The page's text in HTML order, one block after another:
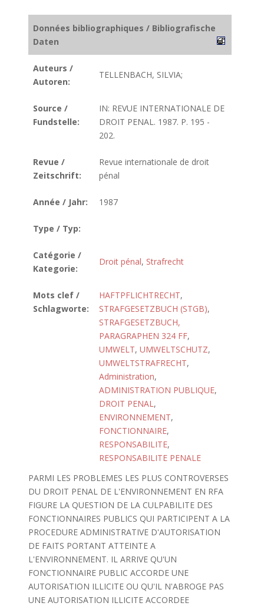
Données bibliographiques / Bibliografische
Daten
Auteurs /
Autoren:
TELLENBACH, SILVIA;
Source /
Fundstelle:
IN: REVUE INTERNATIONALE DE
DROIT PENAL. 1987. P. 195 -
202.
Revue /
Zeitschrift:
Revue internationale de droit
pénal
Année / Jahr: 1987
Type / Typ:
Catégorie /
Kategorie:
Droit pénal, Strafrecht
Mots clef /
Schlagworte:
HAFTPFLICHTRECHT,
STRAFGESETZBUCH (STGB),
STRAFGESETZBUCH,
PARAGRAPHEN 324 FF,
UMWELT, UMWELTSCHUTZ,
UMWELTSTRAFRECHT,
Administration,
ADMINISTRATION PUBLIQUE,
DROIT PENAL,
ENVIRONNEMENT,
FONCTIONNAIRE,
RESPONSABILITE,
RESPONSABILITE PENALE
PARMI LES PROBLEMES LES PLUS CONTROVERSES
DU DROIT PENAL DE L'ENVIRONNEMENT EN RFA
FIGURE LA QUESTION DE LA CULPABILITE DES
FONCTIONNAIRES PUBLICS QUI PARTICIPENT A LA
PROCEDURE ADMINISTRATIVE D'AUTORISATION
DE FAITS PORTANT ATTEINTE A
L'ENVIRONNEMENT. IL ARRIVE QU'UN
FONCTIONNAIRE PUBLIC ACCORDE UNE
AUTORISATION ILLICITE OU QU'IL N'ABROGE PAS
UNE AUTORISATION ILLICITE ACCORDEE